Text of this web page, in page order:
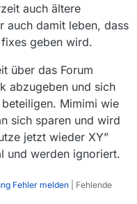
auch ältere
auch damit leben, dass
geben wird.
über das Forum
abzugeben und sich
Mimimi wie
sich sparen und wird
jetzt wieder XY”
und werden ignoriert.
Fehler melden | Fehlende